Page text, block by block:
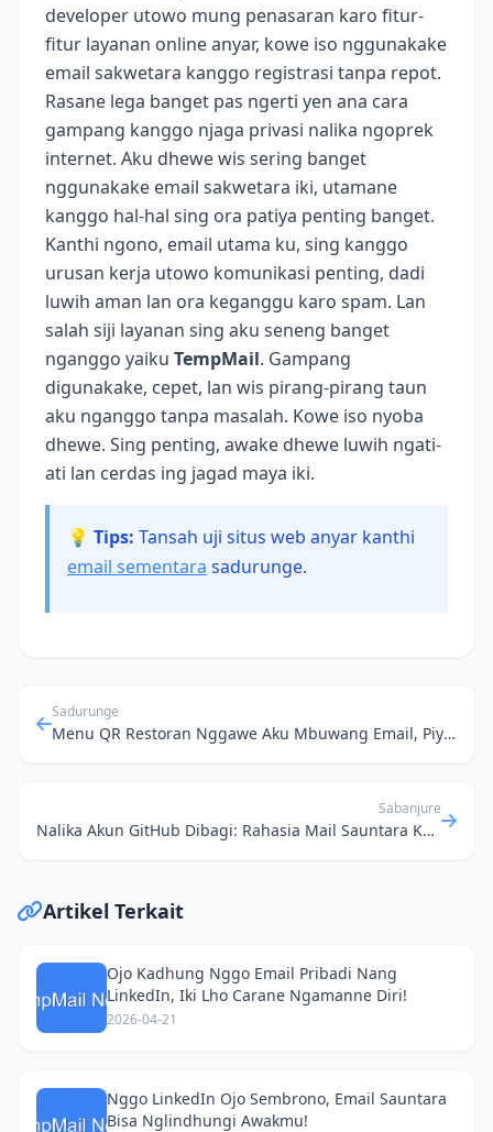
developer utowo mung penasaran karo fitur-
fitur layanan online anyar, kowe iso nggunakake
email sakwetara kanggo registrasi tanpa repot.
Rasane lega banget pas ngerti yen ana cara
gampang kanggo njaga privasi nalika ngoprek
internet. Aku dhewe wis sering banget
nggunakake email sakwetara iki, utamane
kanggo hal-hal sing ora patiya penting banget.
Kanthi ngono, email utama ku, sing kanggo
urusan kerja utowo komunikasi penting, dadi
luwih aman lan ora keganggu karo spam. Lan
salah siji layanan sing aku seneng banget
nganggo yaiku TempMail. Gampang
digunakake, cepet, lan wis pirang-pirang taun
aku nganggo tanpa masalah. Kowe iso nyoba
dhewe. Sing penting, awake dhewe luwih ngati-
ati lan cerdas ing jagad maya iki.
💡 Tips: Tansah uji situs web anyar kanthi
email sementara sadurunge.
Sadurunge
Menu QR Restoran Nggawe Aku Mbuwang Email, Piye Carane Ngamanake Diri?
Sabanjure
Nalika Akun GitHub Dibagi: Rahasia Mail Sauntara Kanggo Profesional
Artikel Terkait
Ojo Kadhung Nggo Email Pribadi Nang
LinkedIn, Iki Lho Carane Ngamanne Diri!
2026-04-21
Nggo LinkedIn Ojo Sembrono, Email Sauntara
Bisa Nglindhungi Awakmu!